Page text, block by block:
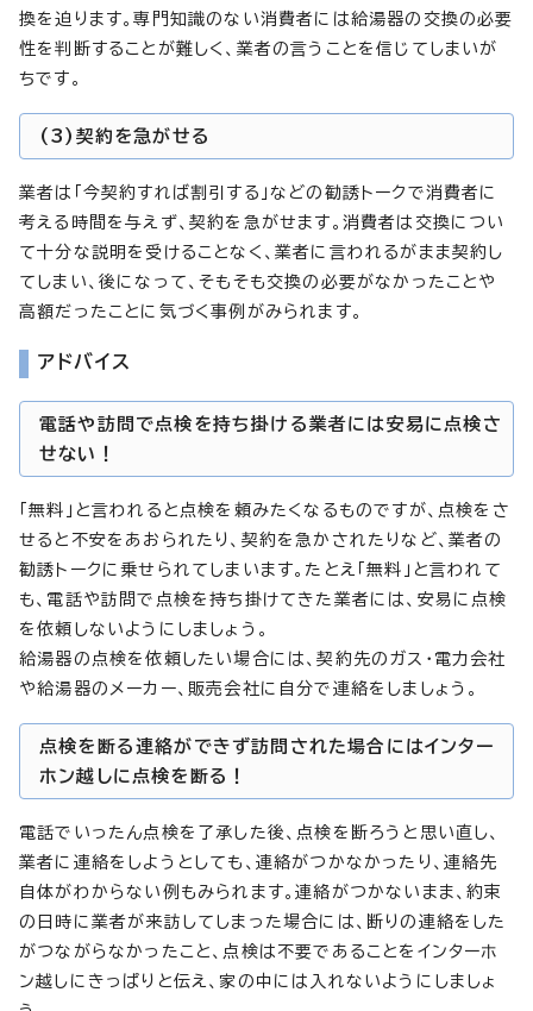
換を迫ります。専門知識のない消費者には給湯器の交換の必要
性を判断することが難しく、業者の言うことを信じてしまいが
ちです。
(3)契約を急がせる
業者は「今契約すれば割引する」などの勧誘トークで消費者に
考える時間を与えず、契約を急がせます。消費者は交換につい
て十分な説明を受けることなく、業者に言われるがまま契約し
てしまい、後になって、そもそも交換の必要がなかったことや
高額だったことに気づく事例がみられます。
アドバイス
電話や訪問で点検を持ち掛ける業者には安易に点検さ
せない！
「無料」と言われると点検を頼みたくなるものですが、点検をさ
せると不安をあおられたり、契約を急かされたりなど、業者の
勧誘トークに乗せられてしまいます。たとえ「無料」と言われて
も、電話や訪問で点検を持ち掛けてきた業者には、安易に点検
を依頼しないようにしましょう。
給湯器の点検を依頼したい場合には、契約先のガス・電力会社
や給湯器のメーカー、販売会社に自分で連絡をしましょう。
点検を断る連絡ができず訪問された場合にはインター
ホン越しに点検を断る！
電話でいったん点検を了承した後、点検を断ろうと思い直し、
業者に連絡をしようとしても、連絡がつかなかったり、連絡先
自体がわからない例もみられます。連絡がつかないまま、約束
の日時に業者が来訪してしまった場合には、断りの連絡をした
がつながらなかったこと、点検は不要であることをインターホ
ン越しにきっぱりと伝え、家の中には入れないようにしましょ